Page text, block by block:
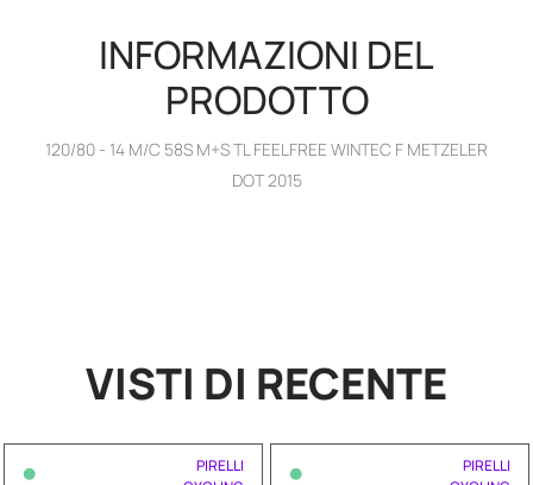
INFORMAZIONI DEL
PRODOTTO
120/80 - 14 M/C 58S M+S TL FEELFREE WINTEC F METZELER
DOT 2015
VISTI DI RECENTE
•
PIRELLI
•
PIRELLI